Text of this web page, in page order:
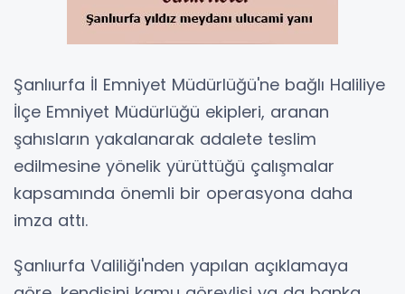
Şanlıurfa İl Emniyet Müdürlüğü'ne bağlı Haliliye
İlçe Emniyet Müdürlüğü ekipleri, aranan
şahısların yakalanarak adalete teslim
edilmesine yönelik yürüttüğü çalışmalar
kapsamında önemli bir operasyona daha
imza attı.
Şanlıurfa Valiliği'nden yapılan açıklamaya